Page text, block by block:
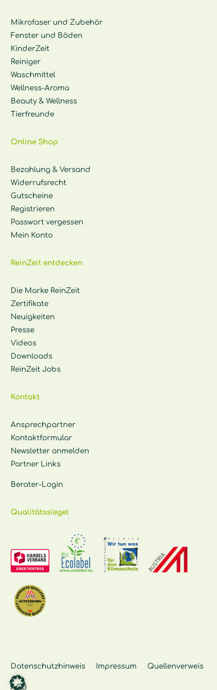
Mikrofaser und Zubehör
Fenster und Böden
KinderZeit
Reiniger
Waschmittel
Wellness-Aroma
Beauty & Wellness
Tierfreunde
Online Shop
Bezahlung & Versand
Widerrufsrecht
Gutscheine
Registrieren
Passwort vergessen
Mein Konto
ReinZeit entdecken
Die Marke ReinZeit
Zertifikate
Neuigkeiten
Presse
Videos
Downloads
ReinZeit Jobs
Kontakt
Ansprechpartner
Kontaktformular
Newsletter anmelden
Partner Links
Berater-Login
Qualitätssiegel
Datenschutzhinweis Impressum Quellenverweis
AGB